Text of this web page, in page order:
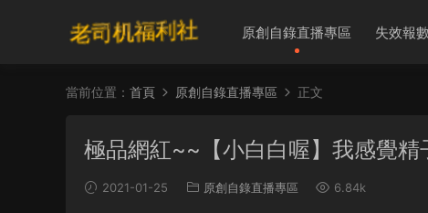
原創自錄直播專區 失效報
當前位置： 首頁 原創自錄直播專區 正文
極品網紅~~【小白白喔】我感覺
2021-01-25 原創自錄直播專區 6.84k